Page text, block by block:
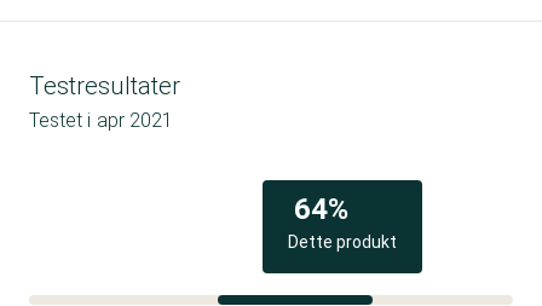
Testresultater
Testet i apr 2021
Dette produkt
64%